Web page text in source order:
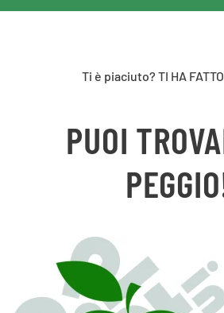
Ti è piaciuto? TI HA
PUOI